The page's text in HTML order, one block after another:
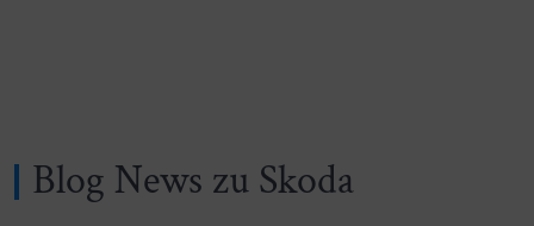
Blog News zu Skoda